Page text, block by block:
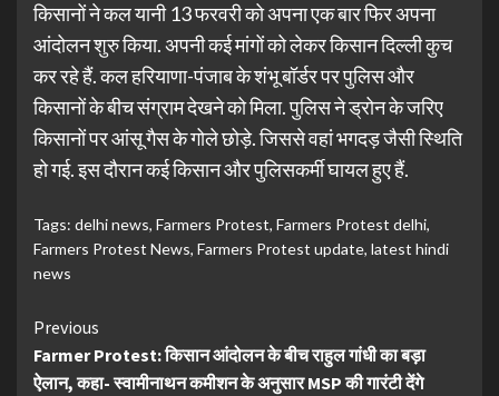
किसानों ने कल यानी 13 फरवरी को अपना एक बार फिर अपना
आंदोलन शुरु किया. अपनी कई मांगों को लेकर किसान दिल्ली कुच
कर रहे हैं. कल हरियाणा-पंजाब के शंभू बॉर्डर पर पुलिस और
किसानों के बीच संग्राम देखने को मिला. पुलिस ने ड्रोन के जरिए
किसानों पर आंसू गैस के गोले छोड़े. जिससे वहां भगदड़ जैसी स्थिति
हो गई. इस दौरान कई किसान और पुलिसकर्मी घायल हुए हैं.
Tags: delhi news, Farmers Protest, Farmers Protest delhi,
Farmers Protest News, Farmers Protest update, latest hindi
news
Continue
Reading
Previous
Farmer Protest: किसान आंदोलन के बीच राहुल गांधी का बड़ा
ऐलान, कहा- स्वामीनाथन कमीशन के अनुसार MSP की गारंटी देंगे